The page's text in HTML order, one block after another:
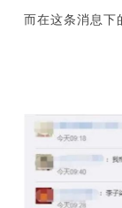
而在这条消息下